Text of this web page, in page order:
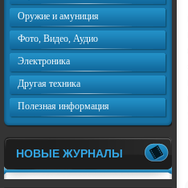
Оружие и амуниция
Фото, Видео, Аудио
Электроника
Другая техника
Полезная информация
НОВЫЕ ЖУРНАЛЫ